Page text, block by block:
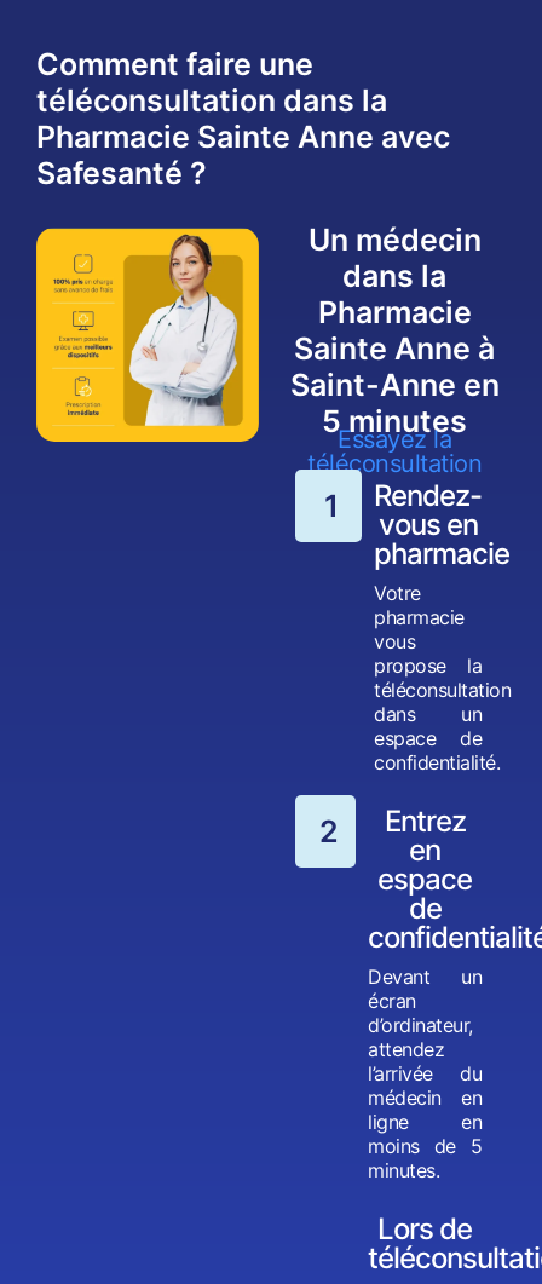
Comment faire une
téléconsultation dans la
Pharmacie Sainte Anne avec
Safesanté ?
Un médecin
dans la
Pharmacie
Sainte Anne à
Saint-Anne en
5 minutes
Essayez la
téléconsultation
1
Rendez-
vous en
pharmacie
Votre
pharmacie
vous
propose la
téléconsultation
dans un
espace de
confidentialité.
2
Entrez
en
espace
de
Devant un
écran
d’ordinateur,
attendez
l’arrivée du
médecin en
ligne en
moins de 5
minutes.
Lors de